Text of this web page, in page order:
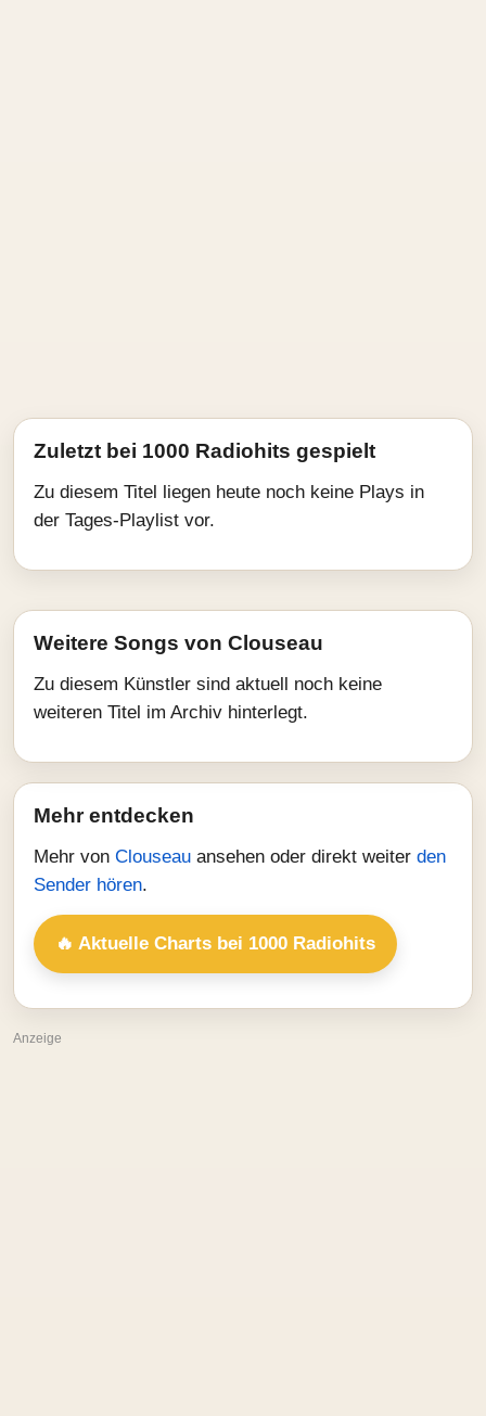
Zuletzt bei 1000 Radiohits gespielt
Zu diesem Titel liegen heute noch keine Plays in
der Tages-Playlist vor.
Weitere Songs von Clouseau
Zu diesem Künstler sind aktuell noch keine
weiteren Titel im Archiv hinterlegt.
Mehr entdecken
Mehr von Clouseau ansehen oder direkt weiter den
Sender hören.
🔥 Aktuelle Charts bei 1000 Radiohits
Anzeige